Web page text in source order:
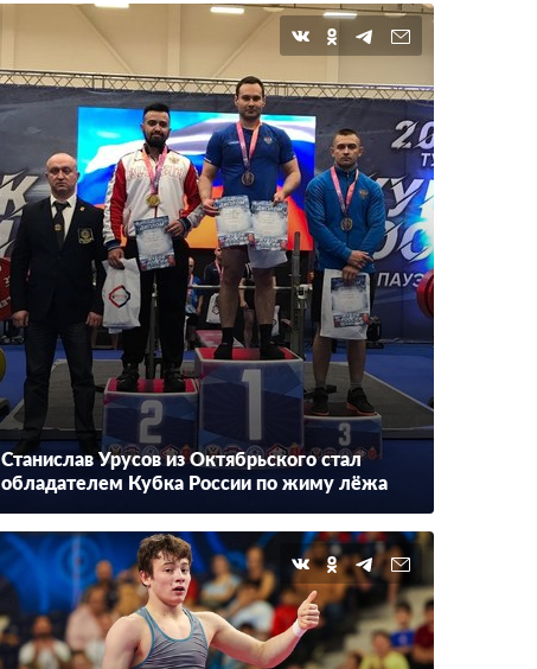
Станислав Урусов из Октябрьского стал
обладателем Кубка России по жиму лёжа